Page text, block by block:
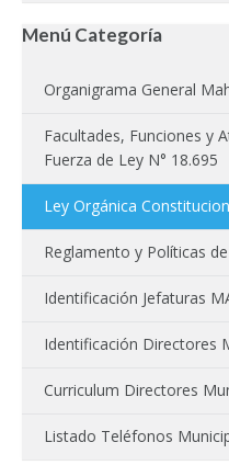
Menú Categoría
Organigrama General
Facultades, Funciones y
Fuerza de Ley N° 18.695
Ley Orgánica
Reglamento y Políticas
Identificación Jefaturas
Identificación Directores
Curriculum Directores
Listado Teléfonos